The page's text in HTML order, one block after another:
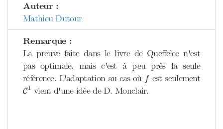
Auteur :
Mathieu Dutour
Remarque :
La preuve faite dans le livre de Queffelec n'est
pas optimale, mais c'est à peu près la seule
référence. L'adaptation au cas où f
f est seulement
C1
C1 vient d'une idée de D. Monclair.